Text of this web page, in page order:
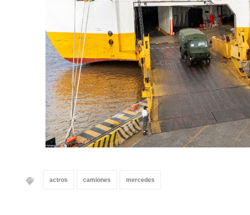
actros camiones mercedes